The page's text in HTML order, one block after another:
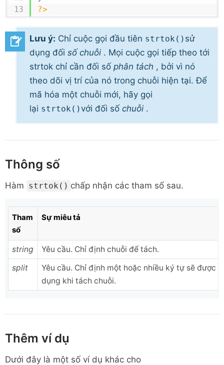
?>
Lưu ý: Chỉ cuộc gọi đầu tiên strtok() sử
dụng đối số chuỗi . Mọi cuộc gọi tiếp theo tới
strtok chỉ cần đối số phân tách , bởi vì nó
theo dõi vị trí của nó trong chuỗi hiện tại. Để
mã hóa một chuỗi mới, hãy gọi
lại strtok()với đối số chuỗi .
Thông số
Hàm strtok() chấp nhận các tham số sau.
Tham
số
Sự miêu tả
string
Yêu cầu. Chỉ định chuỗi để tách.
split
Yêu cầu. Chỉ định một hoặc nhiều ký tự sẽ được
dụng khi tách chuỗi.
Thêm ví dụ
Dưới đây là một số ví dụ khác cho